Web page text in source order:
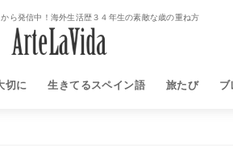
ら発信中！海外生活歴３４年生の素敵な歳の重ね方
切に 生きてるスペイン語 旅たび ブ